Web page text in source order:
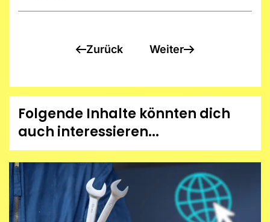
Zurück Weiter
Folgende Inhalte könnten dich
auch interessieren...